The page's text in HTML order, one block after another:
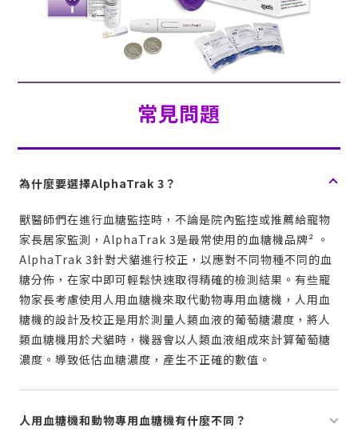
常見問題
為什麼要選擇AlphaTrak 3 ？
獸醫師們在進行血糖監控時，不論是院內監控或推薦給寵物
家長居家監測，AlphaTrak 3是最常使用的血糖機品牌² 。
AlphaTrak 3針對犬貓進行校正，以應對不同物種不同的血
糖分佈，在家中即可輕鬆快速取得精確的檢測結果。有些寵
物家長考慮使用人用血糖機來取代動物專用血糖機，人用血
糖機的設計及校正是用於測量人類血液的葡萄糖濃度，將人
類血糖機用於犬貓時，機器會以人類血液組成來計算葡萄糖
濃度。導致低估血糖濃度，產生不正確的數值。
人用血糖機和動物專用血糖機有什麼不同？